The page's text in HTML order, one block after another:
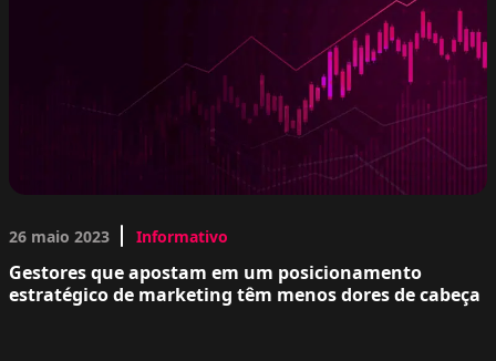
26 maio 2023 Informativo
Gestores que apostam em um posicionamento
estratégico de marketing têm menos dores de cabeça